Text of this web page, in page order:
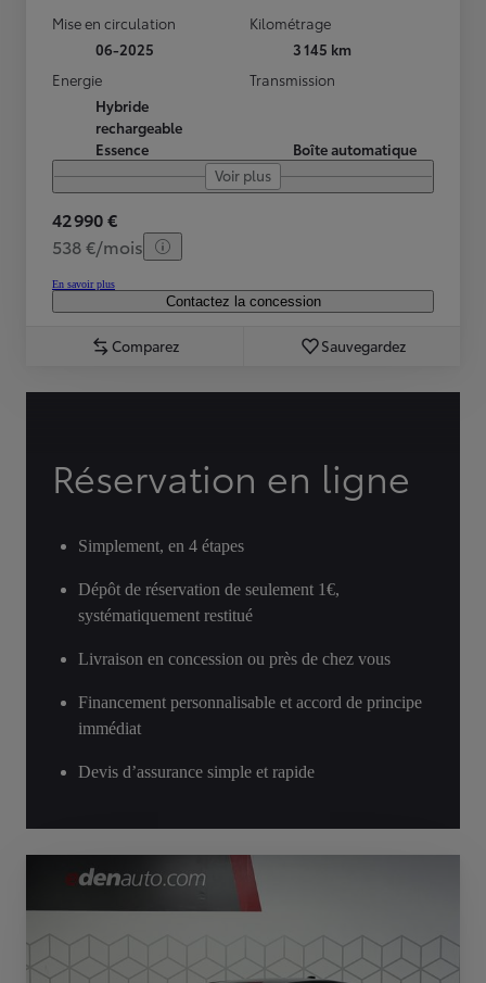
Mise en circulation
06-2025
Kilométrage
3 145 km
Energie
Hybride
rechargeable
Essence
Transmission
Boîte automatique
Voir plus
42 990 €
538 €/mois
En savoir plus
Contactez la concession
Comparez Sauvegardez
Réservation en ligne
Simplement, en 4 étapes
Dépôt de réservation de seulement 1€,
systématiquement restitué
Livraison en concession ou près de chez vous
Financement personnalisable et accord de principe
immédiat
Devis d’assurance simple et rapide